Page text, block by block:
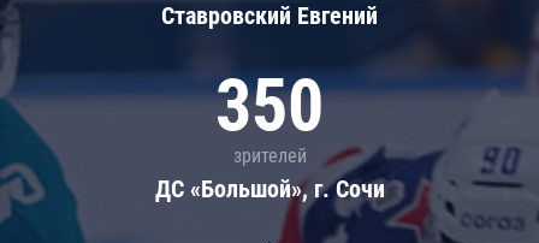
Ставровский Евгений
350
зрителей
ДС «Большой», г. Сочи